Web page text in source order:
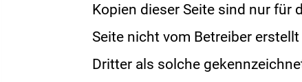
Kopien dieser Seite sind nur für
Seite nicht vom Betreiber
Dritter als solche